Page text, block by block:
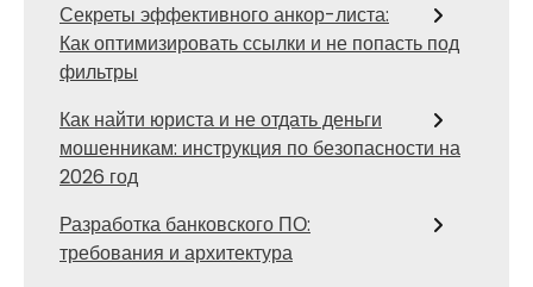
Секреты эффективного анкор-листа:
Как оптимизировать ссылки и не попасть под
фильтры
Как найти юриста и не отдать деньги
мошенникам: инструкция по безопасности на
2026 год
Разработка банковского ПО:
требования и архитектура